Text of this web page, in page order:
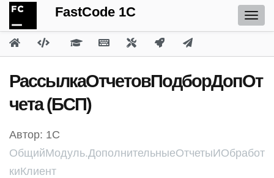
FastCode 1C
РассылкаОтчетовПодборДопОт
чета (БСП)
Автор: 1С
ОбщийМодуль.ДополнительныеОтчетыИОбработ
киКлиент